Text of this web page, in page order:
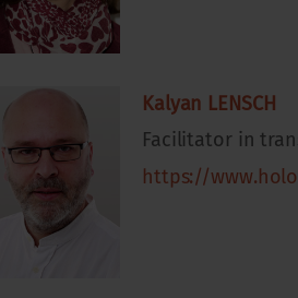
Kalyan LENSCH
Facilitator in
https://